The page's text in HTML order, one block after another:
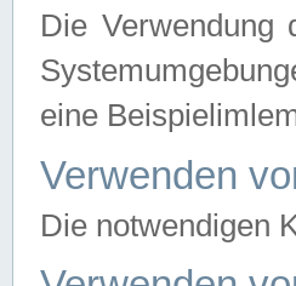
Die Verwendung
eine
Verwenden
Die notwendigen